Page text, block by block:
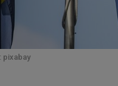
pixabay